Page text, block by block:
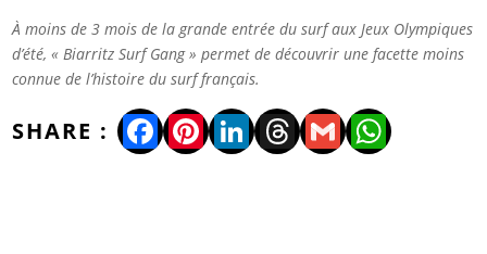
À moins de 3 mois de la grande entrée du surf aux Jeux Olympiques
d’été, « Biarritz Surf Gang » permet de découvrir une facette moins
connue de l’histoire du surf français.
Facebook
Pinterest
LinkedIn
Threads
Gmail